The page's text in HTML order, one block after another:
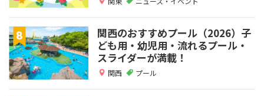
関西のおすすめプール（2026）子
ども用・幼児用・流れるプール・
スライダーが満載！
関西 プール